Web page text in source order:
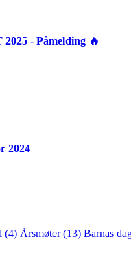
- Påmelding 🔥
2024
(4) Årsmøter (13) Barnas